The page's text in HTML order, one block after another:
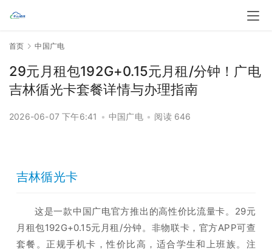
首页 中国广电
29元月租包192G+0.15元月租/分钟！广电
吉林循光卡套餐详情与办理指南
2026-06-07 下午6:41 • 中国广电 • 阅读 646
吉林循光卡
这是一款中国广电官方推出的高性价比流量卡。29元
月租包192G+0.15元月租/分钟。非物联卡，官方APP可查
套餐。正规手机卡，性价比高，适合学生和上班族。注